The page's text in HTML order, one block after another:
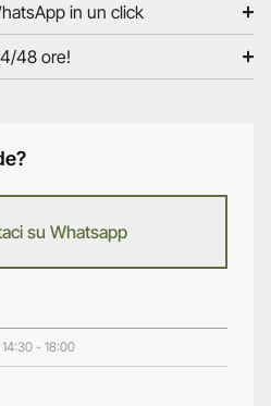
in un click
48 ore!
su Whatsapp
- 18:00